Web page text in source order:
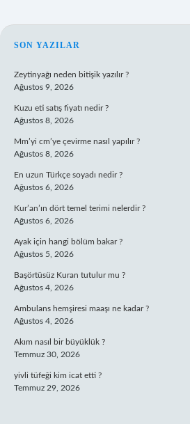
SIDEBAR
SON YAZILAR
Zeytinyağı neden bitişik yazılır ?
Ağustos 9, 2026
Kuzu eti satış fiyatı nedir ?
Ağustos 8, 2026
Mm’yi cm’ye çevirme nasıl yapılır ?
Ağustos 8, 2026
En uzun Türkçe soyadı nedir ?
Ağustos 6, 2026
Kur’an’ın dört temel terimi nelerdir ?
Ağustos 6, 2026
Ayak için hangi bölüm bakar ?
Ağustos 5, 2026
Başörtüsüz Kuran tutulur mu ?
Ağustos 4, 2026
Ambulans hemşiresi maaşı ne kadar ?
Ağustos 4, 2026
Akım nasıl bir büyüklük ?
Temmuz 30, 2026
yivli tüfeği kim icat etti ?
Temmuz 29, 2026